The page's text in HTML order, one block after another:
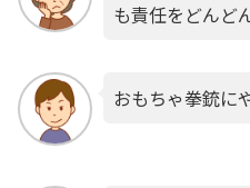
も責任をどんど
おもちゃ拳銃に